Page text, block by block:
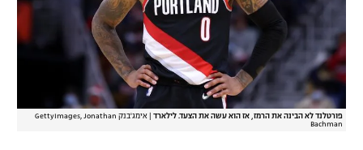
פורטלנד לא הבינה את הרמז, אז הוא עשה את הצעד. לילארד
אימג'בנק GettyImages, Jonathan
Bachman